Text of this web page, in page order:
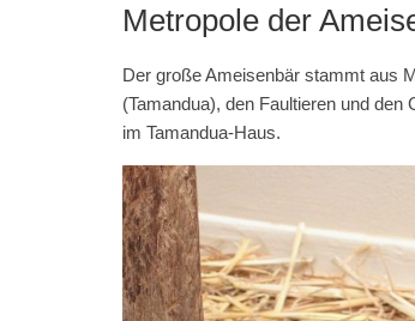
Metropole der
Der große Ameisenbär stammt aus
(Tamandua), den Faultieren und
im Tamandua-Haus.